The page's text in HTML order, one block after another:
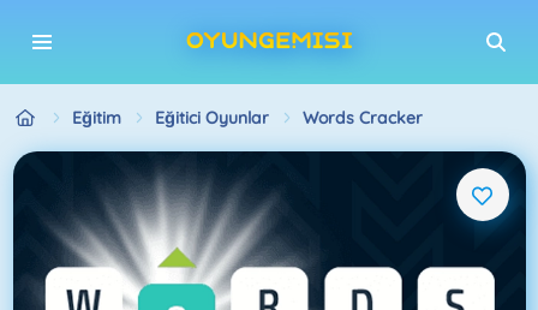
Eğitim Eğitici Oyunlar Words Cracker